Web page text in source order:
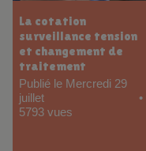
Exemple cotation
perfusion sur 12h : ce
que tout IDEL doit
savoir
Publié le Samedi 6
juin
9684 vues